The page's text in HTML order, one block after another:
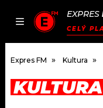
EXPRES
CELÝ
DOMŮ
Expres FM Kultura
KULTURA